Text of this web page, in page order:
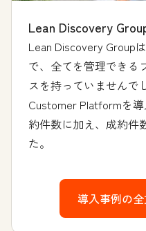
Lean Discovery
Lean Discovery Group
で、全てを管理できる
スを持っていませんで
Customer Platformを
約件数に加え、成約件
た。
導入事例の全